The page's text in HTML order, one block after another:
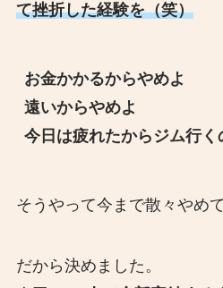
て挫折した経験を（笑）
お金かかるからやめよ
遠いからやめよ
今日は疲れたからジム行く
そうやって今まで散々やめ
だから決めました。